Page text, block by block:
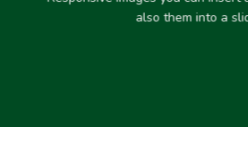
also them into a